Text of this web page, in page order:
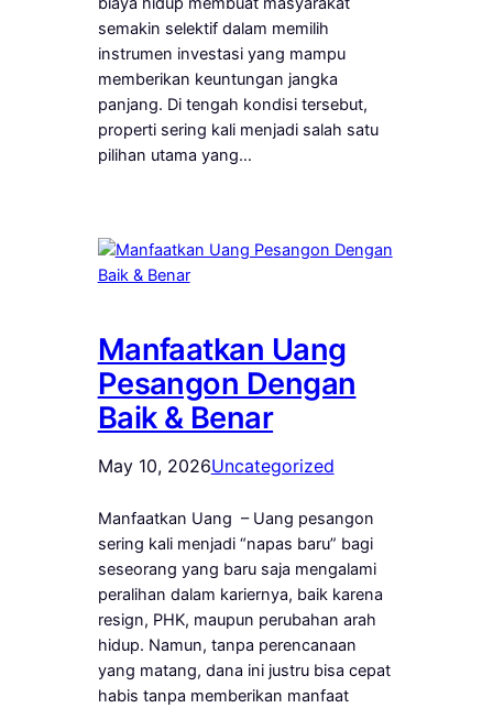
semakin selektif dalam memilih
instrumen investasi yang mampu
memberikan keuntungan jangka
panjang. Di tengah kondisi tersebut,
properti sering kali menjadi salah satu
pilihan utama yang…
Manfaatkan Uang
Pesangon Dengan
Baik & Benar
May 10, 2026Uncategorized
Manfaatkan Uang – Uang pesangon
sering kali menjadi “napas baru” bagi
seseorang yang baru saja mengalami
peralihan dalam kariernya, baik karena
resign, PHK, maupun perubahan arah
hidup. Namun, tanpa perencanaan
yang matang, dana ini justru bisa cepat
habis tanpa memberikan manfaat